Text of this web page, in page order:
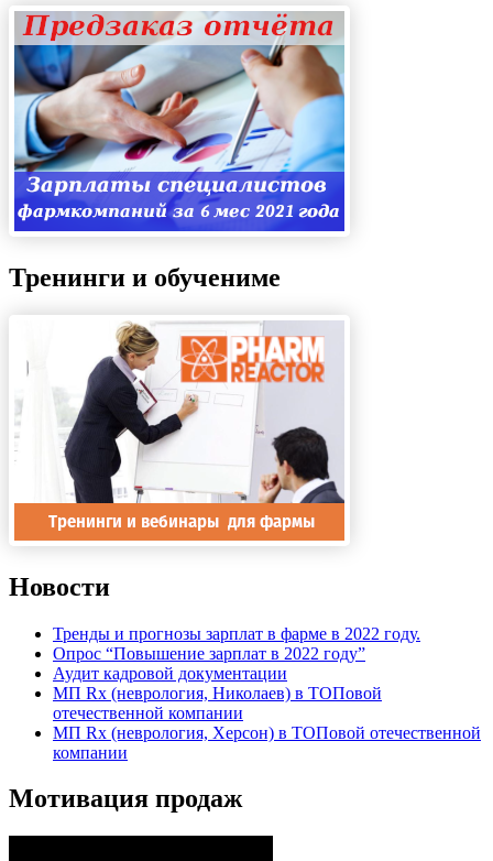
Тренинги и обучениме
Новости
Тренды и прогнозы зарплат в фарме в 2022 году.
Опрос “Повышение зарплат в 2022 году”
Аудит кадровой документации
МП Rx (неврология, Николаев) в ТОПовой
отечественной компании
МП Rx (неврология, Херсон) в ТОПовой отечественной
компании
Мотивация продаж